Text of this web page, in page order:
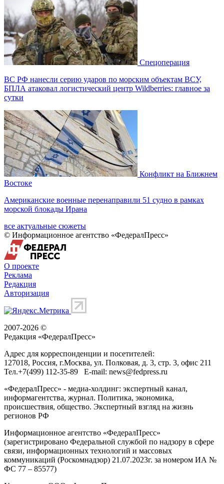
Спецоперация
ВС РФ нанесли серию ударов по морским объектам ВСУ,
БПЛА атаковал логистический центр Wildberries: главное за
сутки
Конфликт на Ближнем
Востоке
Американские военные перенаправили 51 судно в рамках
морской блокады Ирана
все актуальные сюжеты
© Информационное агентство «ФедералПресс»
О проекте
Реклама
Редакция
Авторизация
2007-2026 ©
Редакция «ФедералПресс»
Адрес для корреспонденции и посетителей:
127018, Россия, г.Москва, ул. Полковая, д. 3, стр. 3, офис 211
Тел.+7(499) 112-35-89 E-mail: news@fedpress.ru
«ФедералПресс» - медиа-холдинг: экспертный канал,
информагентства, журнал. Политика, экономика,
происшествия, общество. Экспертный взгляд на жизнь
регионов РФ
Информационное агентство «ФедералПресс»
(зарегистрировано Федеральной службой по надзору в сфере
связи, информационных технологий и массовых
коммуникаций (Роскомнадзор) 21.07.2023г. за номером ИА №
ФС 77 – 85577)